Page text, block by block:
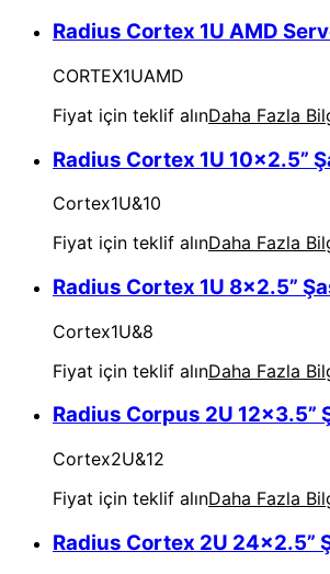
Radius Cortex 1U AMD
CORTEX1UAMD
Fiyat için teklif alınDaha Fazla
Radius Cortex 1U 10x2.5”
Cortex1U&10
Fiyat için teklif alınDaha Fazla
Radius Cortex 1U 8x2.5”
Cortex1U&8
Fiyat için teklif alınDaha Fazla
Radius Corpus 2U 12x3.5”
Cortex2U&12
Fiyat için teklif alınDaha Fazla
Radius Cortex 2U 24x2.5”